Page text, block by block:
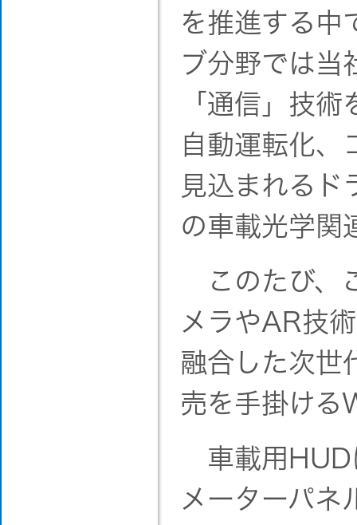
を推進する中
ブ分野では当
「通信」技
自動運転化、
見込まれるド
の車載光学関
このたび、
メラやAR技
融合した次世
売を手掛ける
車載用HUD
メーターパネ